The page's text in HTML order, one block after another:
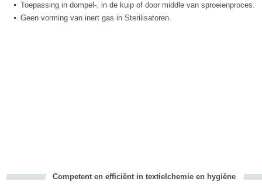
Toepassing in dompel-, in de kuip of door middle van sproeienproces.
Geen vorming van inert gas in Sterilisatoren.
Competent en efficiënt in textielchemie en hygiëne